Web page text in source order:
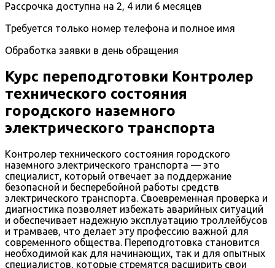
Рассрочка доступна на 2, 4 или 6 месяцев
Требуется только номер телефона и полное имя
Обработка заявки в день обращения
Курс переподготовки Контролер
технического состояния
городского наземного
электрического транспорта
Контролер технического состояния городского
наземного электрического транспорта — это
специалист, который отвечает за поддержание
безопасной и бесперебойной работы средств
электрического транспорта. Своевременная проверка и
диагностика позволяет избежать аварийных ситуаций
и обеспечивает надежную эксплуатацию троллейбусов
и трамваев, что делает эту профессию важной для
современного общества. Переподготовка становится
необходимой как для начинающих, так и для опытных
специалистов, которые стремятся расширить свои